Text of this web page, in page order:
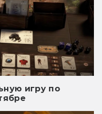
игру по